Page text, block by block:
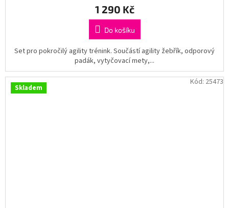
1 290 Kč
Do košíku
Set pro pokročilý agility trénink. Součástí agility žebřík, odporový
padák, vytyčovací mety,...
Skladem
Kód: 25473